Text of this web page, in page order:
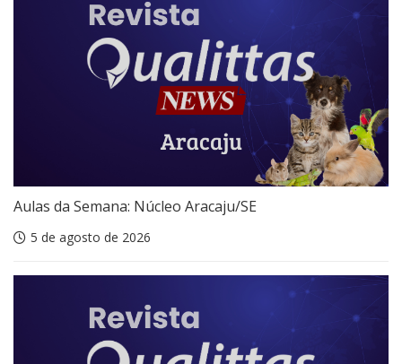
Aulas da Semana: Núcleo Aracaju/SE
5 de agosto de 2026